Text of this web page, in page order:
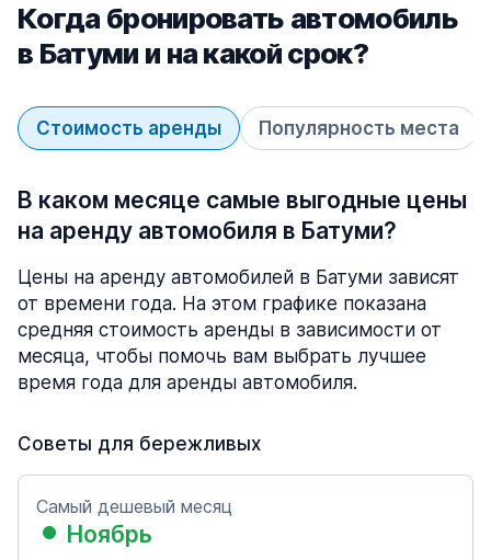
Когда бронировать автомобиль
в Батуми и на какой срок?
Стоимость аренды Популярность места
В каком месяце самые выгодные цены
на аренду автомобиля в Батуми?
Цены на аренду автомобилей в Батуми зависят
от времени года. На этом графике показана
средняя стоимость аренды в зависимости от
месяца, чтобы помочь вам выбрать лучшее
время года для аренды автомобиля.
Советы для бережливых
Самый дешевый месяц
Ноябрь